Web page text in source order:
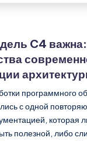
C4 важна:
программного
с одной
которая
полезной, либо